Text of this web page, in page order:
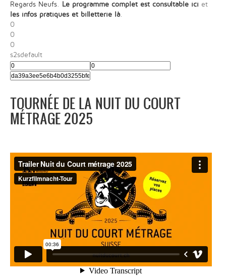
Regards Neufs. Le programme complet est consultable ici et
les infos pratiques et billetterie là.
0
0
0
s2sdefault
TOURNÉE DE LA NUIT DU COURT
MÉTRAGE 2025